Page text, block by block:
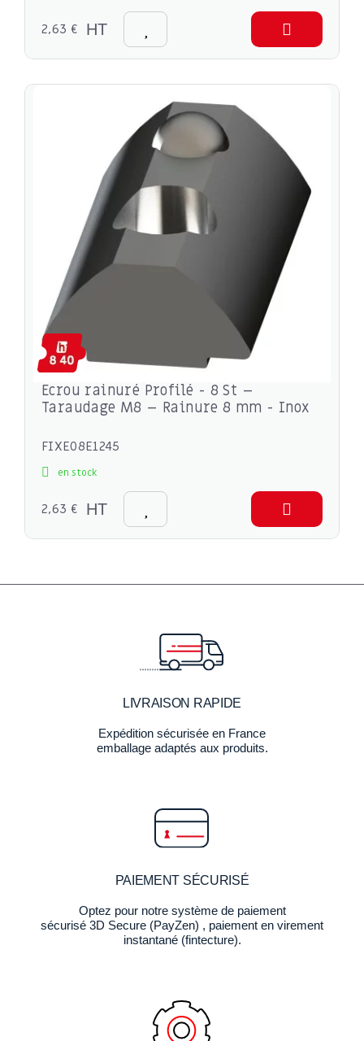
2,63 € HT
Ecrou rainuré Profilé - 8 St –
Taraudage M8 – Rainure 8 mm - Inox
FIXE08E1245
en stock
2,63 € HT
LIVRAISON RAPIDE
Expédition sécurisée en France
emballage adaptés aux produits.
PAIEMENT SÉCURISÉ
Optez pour notre système de paiement
sécurisé 3D Secure (PayZen) , paiement en virement
instantané (fintecture).